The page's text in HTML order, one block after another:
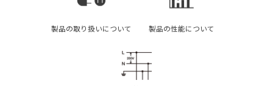
製品の取り扱いについて 製品の性能について